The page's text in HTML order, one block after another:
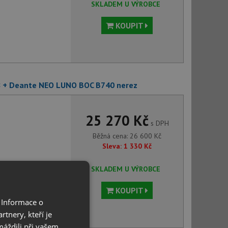
SKLADEM U VÝROBCE
KOUPIT
Deante NEO LUNO BOC B740 nerez
25 270 Kčs DPH
Běžná cena: 26 600 Kč
Sleva: 1 330 Kč
SKLADEM U VÝROBCE
KOUPIT
o
kteří je